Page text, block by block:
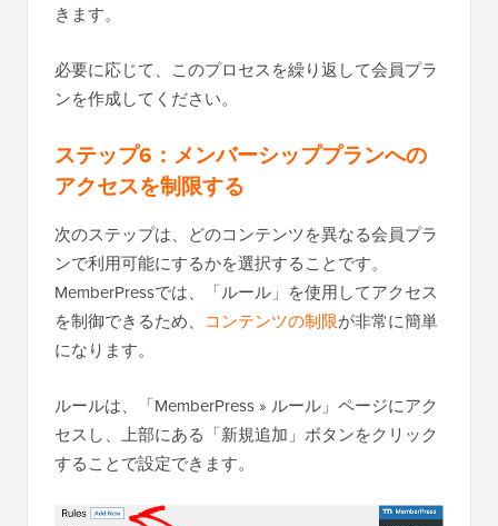
きます。
必要に応じて、このプロセスを繰り返して会員プラ
ンを作成してください。
ステップ6：メンバーシッププランへの
アクセスを制限する
次のステップは、どのコンテンツを異なる会員プラ
ンで利用可能にするかを選択することです。
MemberPressでは、「ルール」を使用してアクセス
を制御できるため、 コンテンツの制限が非常に簡単
になります。
ルールは、「MemberPress » ルール」ページにアク
セスし、上部にある「新規追加」ボタンをクリック
することで設定できます。